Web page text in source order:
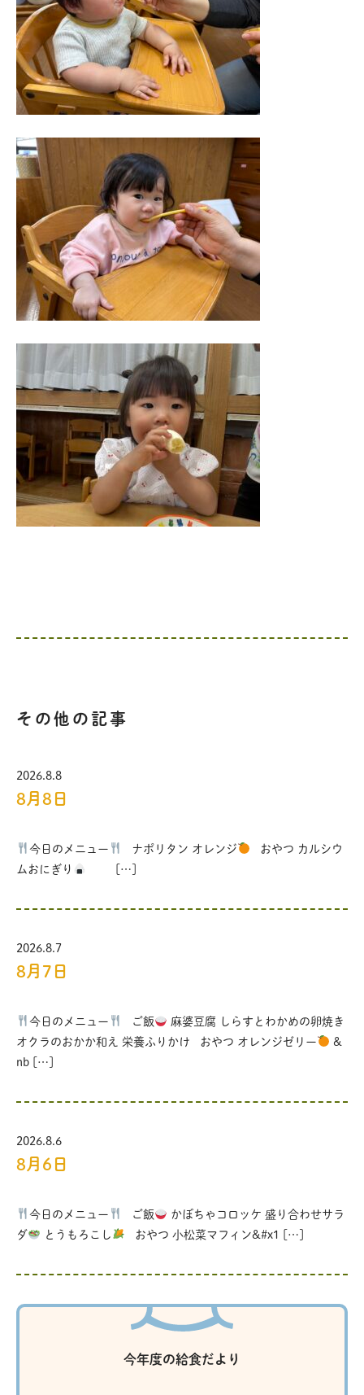
その他の記事
2026.8.8
8月8日
今日のメニュー ナポリタン オレンジ
おやつ カルシウ
ムおにぎり
[…]
2026.8.7
8月7日
今日のメニュー ご飯
麻婆豆腐 しらすとわかめの卵焼き
オクラのおかか和え 栄養ふりかけ おやつ オレンジゼリー
&
nb […]
2026.8.6
8月6日
今日のメニュー ご飯
かぼちゃコロッケ 盛り合わせサラ
ダ
とうもろこし おやつ 小松菜マフィン&#x1 […]
今年度の給食だより